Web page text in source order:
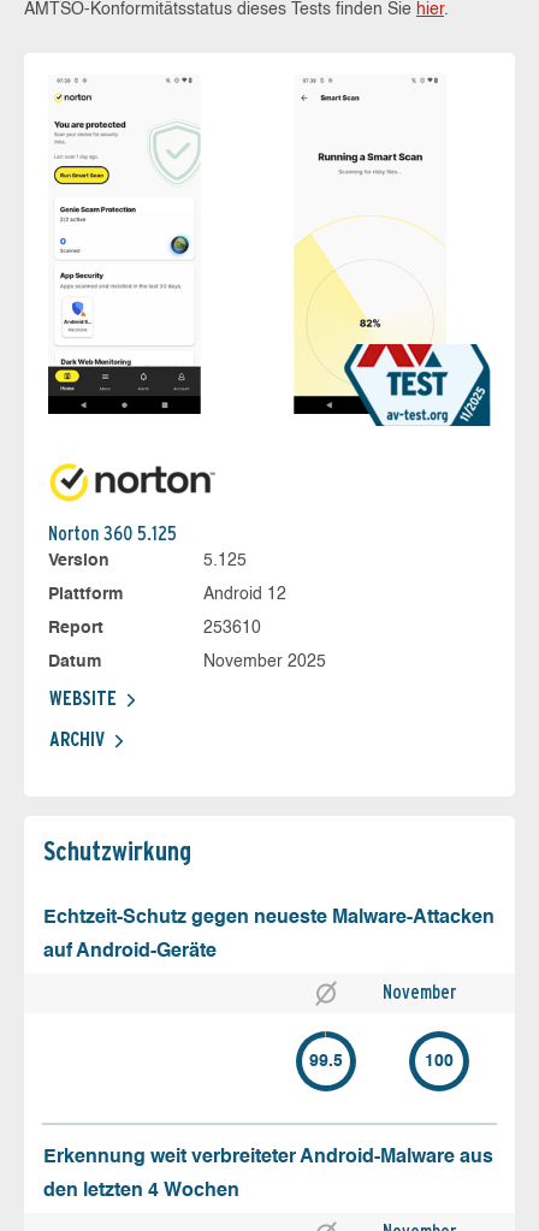
AMTSO-Konformitätsstatus dieses Tests finden Sie hier.
Norton 360 5.125
Version
5.125
Plattform
Android 12
Report
253610
Datum
November 2025
WEBSITE
ARCHIV
Schutz­wirkung
Echtzeit-Schutz gegen neueste Malware-Attacken
auf Android-Geräte
November
99.5 100
Erkennung weit verbreiteter Android-Malware aus
den letzten 4 Wochen